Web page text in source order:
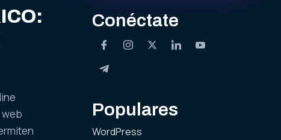
Conéctate
Populares
WordPress